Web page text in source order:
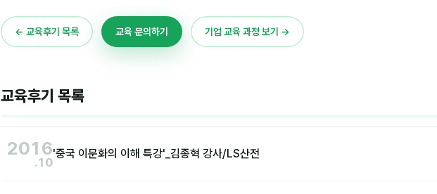
← 교육후기 목록 교육 문의하기 기업 교육 과정 보기 →
교육후기 목록
2016
.10
'중국 이문화의 이해 특강'_김종혁 강사/LS산전